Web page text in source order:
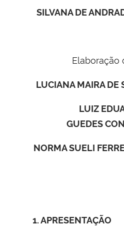
SILVANA DE
Elaboração
LUCIANA MAIRA DE
LUIZ
GUEDES
NORMA SUELI
1. APRESENTAÇÃO